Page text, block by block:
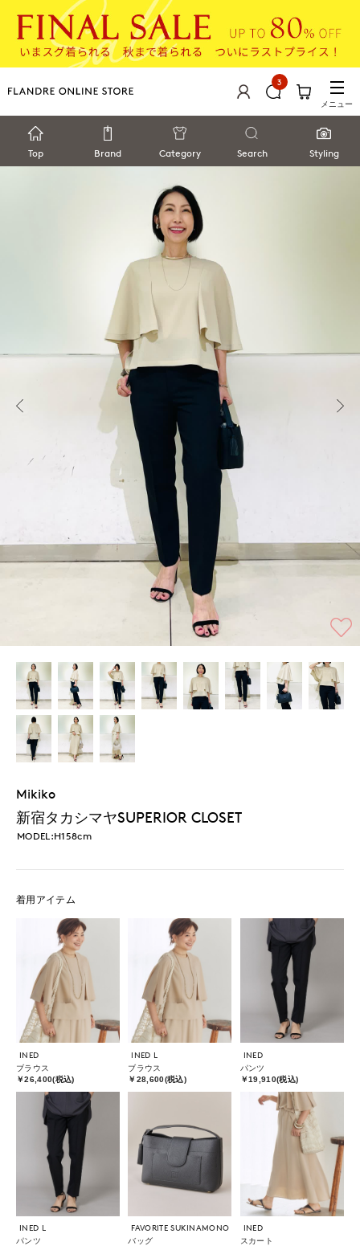
3
メニュー
Top Brand Category Search Styling
Mikiko
新宿タカシマヤSUPERIOR CLOSET
MODEL:H158cm
着用アイテム
INED
ブラウス
￥26,400(税込)
INED L
ブラウス
￥28,600(税込)
INED
パンツ
￥19,910(税込)
INED L
パンツ
FAVORITE SUKINAMONO
バッグ
INED
スカート